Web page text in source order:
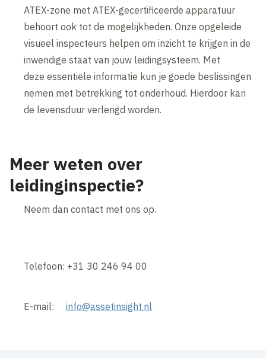
ATEX-zone met ATEX-gecertificeerde apparatuur
behoort ook tot de mogelijkheden. Onze opgeleide
visueel inspecteurs helpen om inzicht te krijgen in de
inwendige staat van jouw leidingsysteem. Met
deze essentiële informatie kun je goede beslissingen
nemen met betrekking tot onderhoud. Hierdoor kan
de levensduur verlengd worden.
Meer weten over
leidinginspectie?
Neem dan contact met ons op.
Telefoon: +31 30 246 94 00
E-mail:info@assetinsight.nl